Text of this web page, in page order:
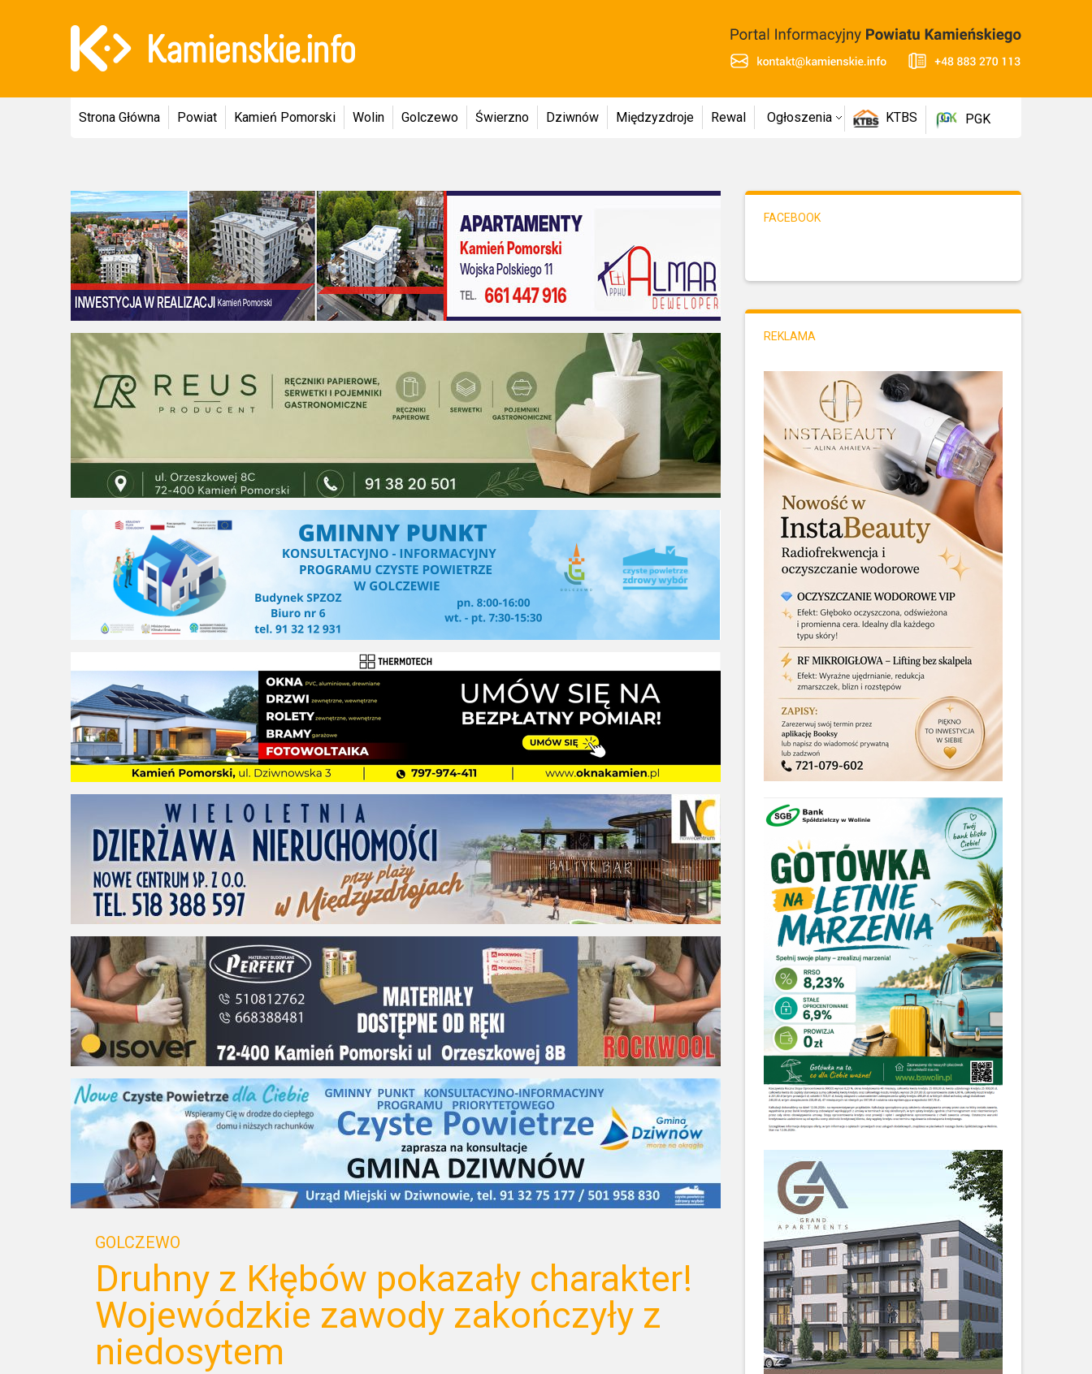
Strona Główna Powiat Kamień Pomorski Wolin Golczewo Świerzno Dziwnów Międzyzdroje Rewal Ogłoszenia KTBS PGK
GOLCZEWO
Druhny z Kłębów pokazały charakter!
Wojewódzkie zawody zakończyły z
niedosytem
FACEBOOK
REKLAMA